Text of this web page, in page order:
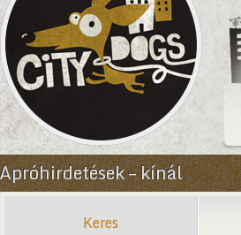
Apróhirdetések – kínál
Keres